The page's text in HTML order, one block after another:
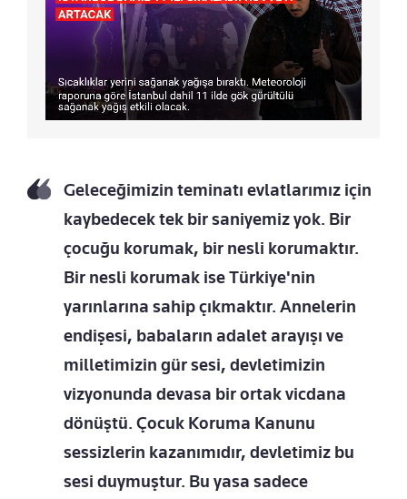
Geleceğimizin teminatı evlatlarımız için
kaybedecek tek bir saniyemiz yok. Bir
çocuğu korumak, bir nesli korumaktır.
Bir nesli korumak ise Türkiye'nin
yarınlarına sahip çıkmaktır. Annelerin
endişesi, babaların adalet arayışı ve
milletimizin gür sesi, devletimizin
vizyonunda devasa bir ortak vicdana
dönüştü. Çocuk Koruma Kanunu
sessizlerin kazanımıdır, devletimiz bu
sesi duymuştur. Bu yasa sadece